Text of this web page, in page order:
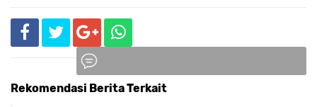
Rekomendasi Berita Terkait